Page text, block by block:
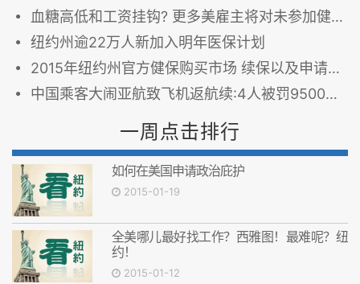
血糖高低和工资挂钩? 更多美雇主将对未参加健康计划员工罚款
纽约州逾22万人新加入明年医保计划
2015年纽约州官方健保购买市场 续保以及申请购买
中国乘客大闹亚航致飞机返航续:4人被罚9500元(图)
一周点击排行
如何在美国申请政治庇护
2015-01-19
全美哪儿最好找工作？西雅图！最难呢？纽
约！
2015-01-12